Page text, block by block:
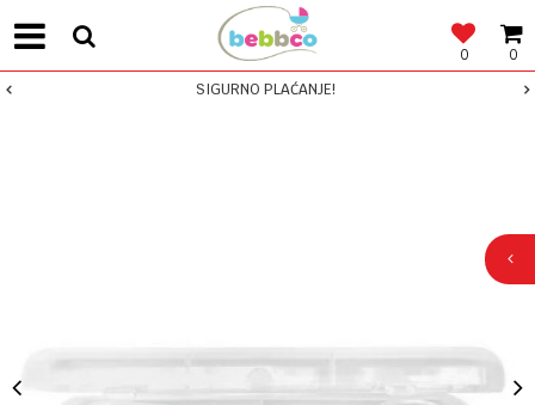
0
0
SIGURNO PLAĆANJE!